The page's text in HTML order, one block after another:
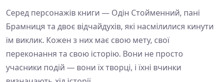
Серед персонажів книги — Одін Стойменний, пані
Брамниця та двоє відчайдухів, які насмілилися кинути
їм виклик. Кожен з них має свою мету, свої
переконання та свою історію. Вони не просто
учасники подій — вони їх творці, і їхні вчинки